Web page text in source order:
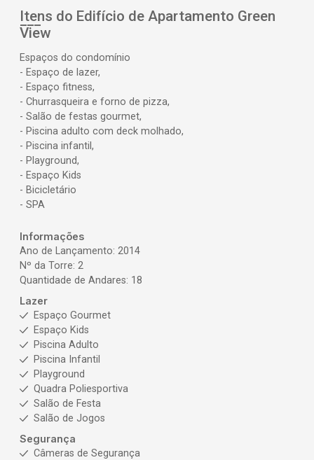
Itens do Edifício de Apartamento Green
View
Espaços do condomínio
- Espaço de lazer,
- Espaço fitness,
- Churrasqueira e forno de pizza,
- Salão de festas gourmet,
- Piscina adulto com deck molhado,
- Piscina infantil,
- Playground,
- Espaço Kids
- Bicicletário
- SPA
Informações
Ano de Lançamento: 2014
Nº da Torre: 2
Quantidade de Andares: 18
Lazer
Espaço Gourmet
Espaço Kids
Piscina Adulto
Piscina Infantil
Playground
Quadra Poliesportiva
Salão de Festa
Salão de Jogos
Segurança
Câmeras de Segurança